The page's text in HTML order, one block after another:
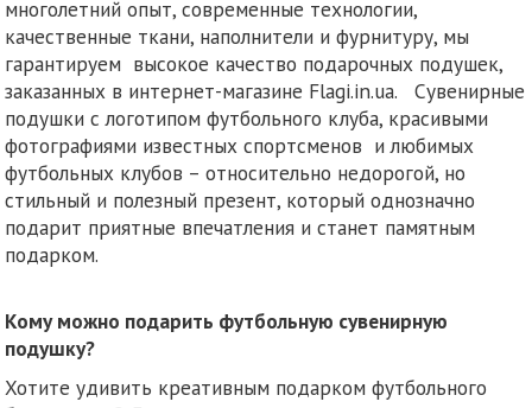
многолетний опыт, современные технологии,
качественные ткани, наполнители и фурнитуру, мы
гарантируем высокое качество подарочных подушек,
заказанных в интернет-магазине Flagi.in.ua. Сувенирные
подушки с логотипом футбольного клуба, красивыми
фотографиями известных спортсменов и любимых
футбольных клубов – относительно недорогой, но
стильный и полезный презент, который однозначно
подарит приятные впечатления и станет памятным
подарком.
Кому можно подарить футбольную сувенирную
подушку?
Хотите удивить креативным подарком футбольного